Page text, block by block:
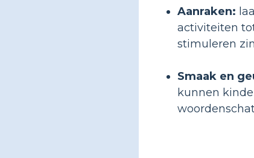
Aanraken:
activiteiten
stimuleren
Smaak en
kunnen